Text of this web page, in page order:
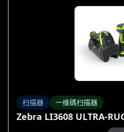
扫描器 一维碼扫描器
Zebra LI3608 ULTRA-